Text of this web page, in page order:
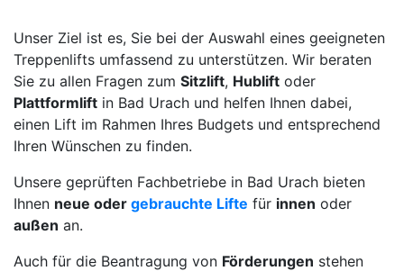
Unser Ziel ist es, Sie bei der Auswahl eines geeigneten
Treppenlifts umfassend zu unterstützen. Wir beraten
Sie zu allen Fragen zum Sitzlift, Hublift oder
Plattformlift in Bad Urach und helfen Ihnen dabei,
einen Lift im Rahmen Ihres Budgets und entsprechend
Ihren Wünschen zu finden.
Unsere geprüften Fachbetriebe in Bad Urach bieten
Ihnen neue oder gebrauchte Lifte für innen oder
außen an.
Auch für die Beantragung von Förderungen stehen